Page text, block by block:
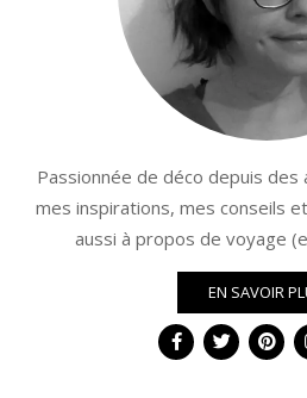
Passionnée de déco depuis
mes inspirations, mes conseils
aussi à propos de voyage
EN SAVOIR